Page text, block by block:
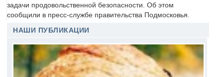
задачи продовольственной безопасности. Об этом
сообщили в пресс-службе правительства Подмосковья.
НАШИ ПУБЛИКАЦИИ